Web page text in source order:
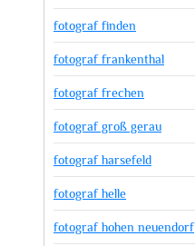
fotograf finden
fotograf frankenthal
fotograf frechen
fotograf groß gerau
fotograf harsefeld
fotograf helle
fotograf hohen neuendorf